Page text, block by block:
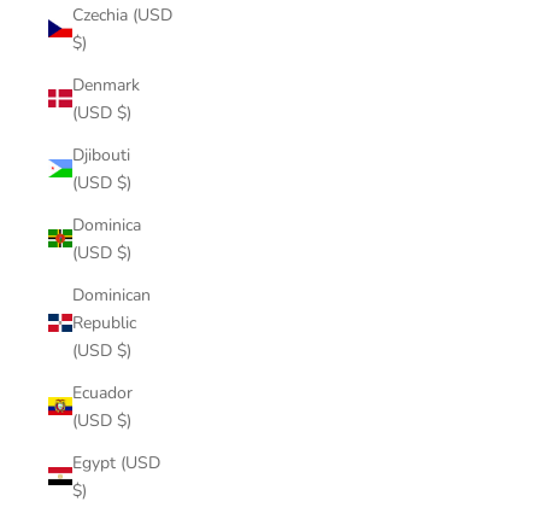
Czechia (USD
$)
Denmark
(USD $)
Djibouti
(USD $)
Dominica
(USD $)
Dominican
Republic
(USD $)
Ecuador
(USD $)
Egypt (USD
$)